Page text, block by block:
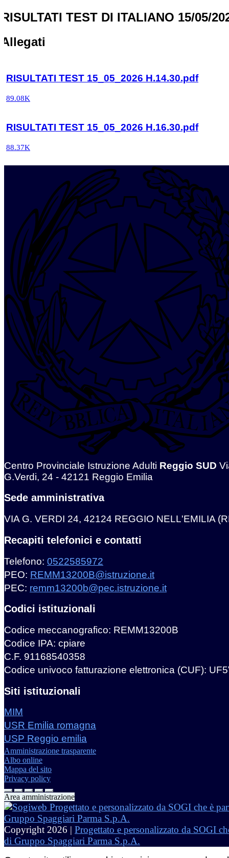
RISULTATI TEST DI ITALIANO 15/05/
Allegati
RISULTATI TEST 15_05_2026 H.14.30.pdf
89.08K
RISULTATI TEST 15_05_2026 H.16.30.pdf
88.37K
Centro Provinciale Istruzione Adulti Reggio SUD
G.Verdi, 24 - 42121 Reggio Emilia
Sede amministrativa
VIA G. VERDI 24, 42124 REGGIO NELL'EMILIA
Recapiti telefonici e contatti
Telefono: 0522585972
PEO: REMM13200B@istruzione.it
PEC: remm13200b@pec.istruzione.it
Codici istituzionali
Codice meccanografico: REMM13200B
Codice IPA: cpiare
C.F. 91168540358
Codice univoco fatturazione elettronica (CUF):
Siti istituzionali
MIM
USR Emilia romagna
USP Reggio emilia
Amministrazione trasparente
Albo online
Mappa del sito
Privacy policy
Area amministrazione
Copyright 2026 | Progettato e personalizzato da SOGI
di Gruppo Spaggiari Parma S.p.A.